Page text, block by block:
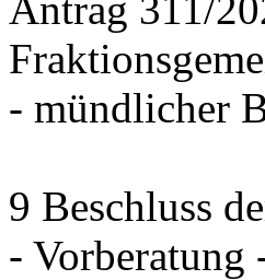
- mündlicher
9 Beschluss
- Vorberatung